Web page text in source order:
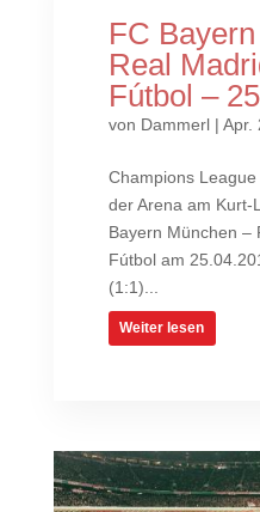
FC
Real
Fútbol –
von Dammerl| Apr.
Champions
der Arena am Kurt-
Bayern München –
Fútbol am
(1:1)...
Weiter lesen